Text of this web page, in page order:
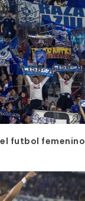
futbol femenino